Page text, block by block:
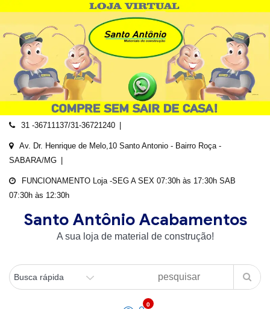
content
31 -36711137/31-36721240
Av. Dr. Henrique de Melo,10 Santo Antonio - Bairro Roça -
SABARA/MG
FUNCIONAMENTO Loja -SEG A SEX 07:30h às 17:30h SAB
07:30h às 12:30h
Santo Antônio Acabamentos
A sua loja de material de construção!
0